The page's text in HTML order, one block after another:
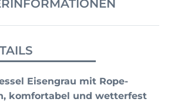
Eisengrau mit Rope-
komfortabel und wetterfest